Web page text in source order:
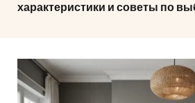
характеристики и советы по